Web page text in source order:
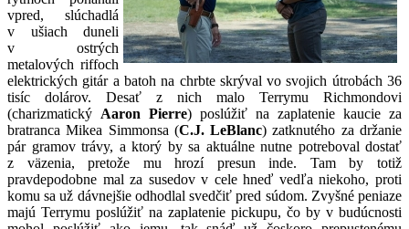
vpred, slúchadlá
v ušiach duneli
v ostrých
metalových riffoch
elektrických gitár a batoh na chrbte skrýval vo svojich útrobách 36
tisíc dolárov. Desať z nich malo Terrymu Richmondovi
(charizmatický Aaron Pierre) poslúžiť na zaplatenie kaucie za
bratranca Mikea Simmonsa (C.J. LeBlanc) zatknutého za držanie
pár gramov trávy, a ktorý by sa aktuálne nutne potreboval dostať
z väzenia, pretože mu hrozí presun inde. Tam by totiž
pravdepodobne mal za susedov v cele hneď vedľa niekoho, proti
komu sa už dávnejšie odhodlal svedčiť pred súdom. Zvyšné peniaze
majú Terrymu poslúžiť na zaplatenie pickupu, čo by v budúcnosti